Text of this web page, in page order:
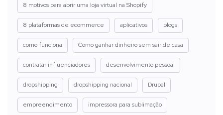
8 motivos para abrir uma loja virtual na Shopify
8 plataformas de ecommerce aplicativos blogs
como funciona Como ganhar dinheiro sem sair de casa
contratar influenciadores desenvolvimento pessoal
dropshipping dropshipping nacional Drupal
empreendimento impressora para sublimação